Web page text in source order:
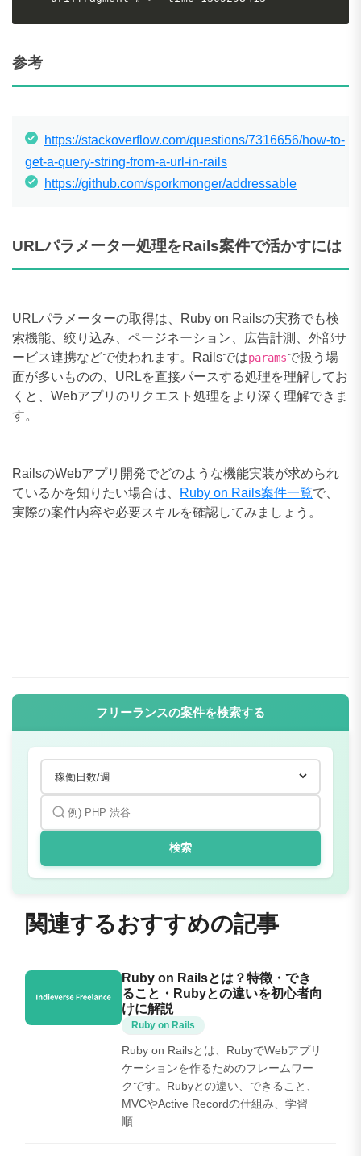
参考
https://stackoverflow.com/questions/7316656/how-to-
get-a-query-string-from-a-url-in-rails
https://github.com/sporkmonger/addressable
URLパラメーター処理をRails案件で活かすには
URLパラメーターの取得は、Ruby on Railsの実務でも検
索機能、絞り込み、ページネーション、広告計測、外部サ
ービス連携などで使われます。Railsではparamsで扱う場
面が多いものの、URLを直接パースする処理を理解してお
くと、Webアプリのリクエスト処理をより深く理解できま
す。
RailsのWebアプリ開発でどのような機能実装が求められ
ているかを知りたい場合は、
Ruby on Rails案件一覧で、
実際の案件内容や必要スキルを確認してみましょう。
フリーランスの案件を検索する
検索
関連するおすすめの記事
Ruby on Railsとは？特徴・でき
ること・Rubyとの違いを初心者向
けに解説
Ruby on Rails
Ruby on Railsとは、RubyでWebアプリ
ケーションを作るためのフレームワー
クです。Rubyとの違い、できること、
MVCやActive Recordの仕組み、学習
順...